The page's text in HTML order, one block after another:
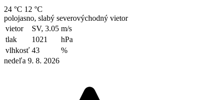
24 °C 12 °C
polojasno, slabý severovýchodný vietor
vietor
SV, 3.05 m/s
tlak
1021
hPa
vlhkosť 43
%
nedeľa 9. 8. 2026